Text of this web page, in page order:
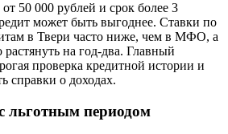
50 000 рублей и срок более 3
может быть выгоднее. Ставки по
в Твери часто ниже, чем в МФО, а
на год-два. Главный
проверка кредитной истории и
справки о доходах.
льготным периодом